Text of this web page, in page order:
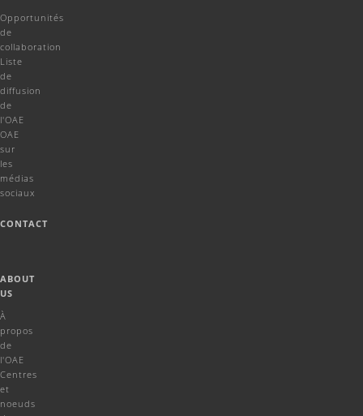
Opportunités
de
collaboration
Liste
de
diffusion
de
l'OAE
OAE
sur
les
médias
sociaux
CONTACT
ABOUT
US
À
propos
de
l'OAE
Centres
et
noeuds